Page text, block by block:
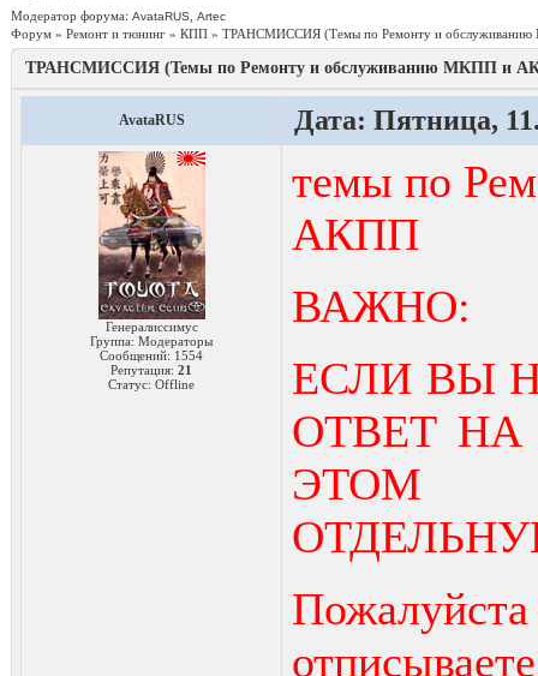
Модератор форума: AvataRUS Artec
Форум » Ремонт и тюнинг » КПП » ТРАНСМИССИЯ (Темы по Ремонту и
ТРАНСМИССИЯ (Темы по Ремонту и обслуживанию МКПП и
AvataRUS Дата: Пятница,
Генералиссимус
Группа: Модераторы
Сообщений: 1554
Репутация: 21
Статус: Offline
темы по
АКПП
ВАЖНО:
ЕСЛИ ВЫ
ОТВЕТ
ЭТОМ